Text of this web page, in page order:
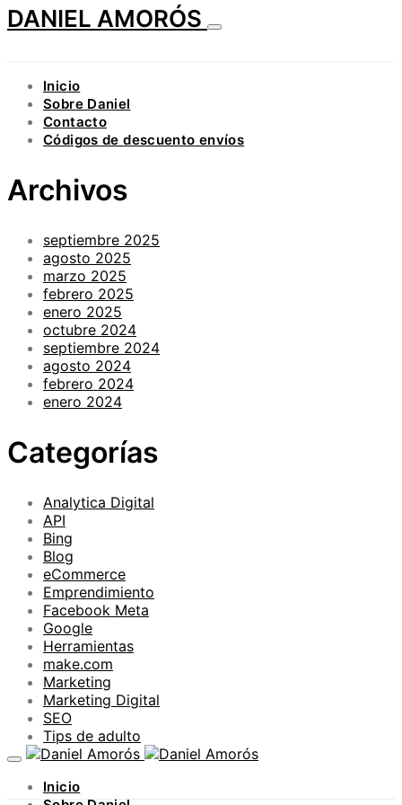
DANIEL AMORÓS
Inicio
Sobre Daniel
Contacto
Códigos de descuento envíos
Archivos
septiembre 2025
agosto 2025
marzo 2025
febrero 2025
enero 2025
octubre 2024
septiembre 2024
agosto 2024
febrero 2024
enero 2024
Categorías
Analytica Digital
API
Bing
Blog
eCommerce
Emprendimiento
Facebook Meta
Google
Herramientas
make.com
Marketing
Marketing Digital
SEO
Tips de adulto
Inicio